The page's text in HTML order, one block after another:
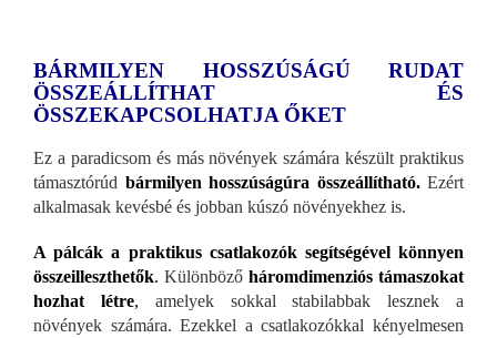
BÁRMILYEN HOSSZÚSÁGÚ RUDAT
ÖSSZEÁLLÍTHAT ÉS
ÖSSZEKAPCSOLHATJA ŐKET
Ez a paradicsom és más növények számára készült praktikus
támasztórúd bármilyen hosszúságúra összeállítható.Ezért
alkalmasak kevésbé és jobban kúszó növényekhez is.
A pálcák a praktikus csatlakozók segítségével könnyen
összeilleszthetők. Különböző háromdimenziós támaszokat
hozhat létre, amelyek sokkal stabilabbak lesznek a
növények számára. Ezekkel a csatlakozókkal kényelmesen